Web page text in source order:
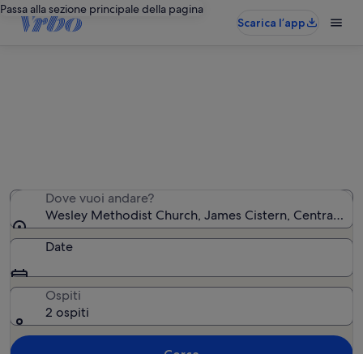
Passa alla sezione principale della pagina
Scarica l’app
Dove vuoi andare?
Wesley Methodist Church, James Cistern, Central
Date
Ospiti
2 ospiti